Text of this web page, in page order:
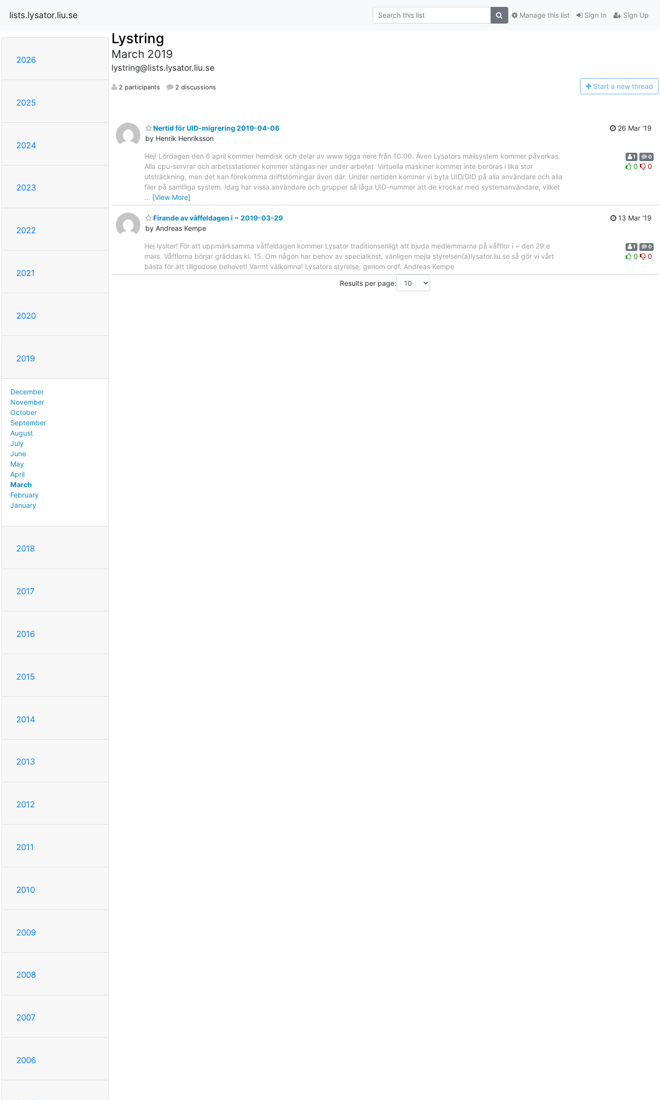
lists.lysator.liu.se Sign In Sign Up
Manage this list
2026
2025
2024
2023
2022
2021
2020
2019
December
November
October
September
August
July
June
May
April
March
February
January
2018
2017
2016
2015
2014
2013
2012
2011
2010
2009
2008
2007
2006
Lystring
March 2019
lystring@lists.lysator.liu.se
2 participants 2 discussions Start a new thread
Nertid för UID-migrering 2019-04-06
by Henrik Henriksson
26 Mar '19
Hej! Lördagen den 6 april kommer hemdisk och delar av www ligga nere från 10:00. Även Lysators mailsystem kommer påverkas.
Alla cpu-servrar och arbetsstationer kommer stängas ner under arbetet. Virtuella maskiner kommer inte beröras i lika stor
utsträckning, men det kan förekomma driftstörningar även där. Under nertiden kommer vi byta UID/GID på alla användare och alla
filer på samtliga system. Idag har vissa användare och grupper så låga UID-nummer att de krockar med systemanvändare, vilket
… [View More]
1 0
0 0
Firande av våffeldagen i ~ 2019-03-29
by Andreas Kempe
13 Mar '19
Hej lysiter! För att uppmärksamma våffeldagen kommer Lysator traditionsenligt att bjuda medlemmarna på våfflor i ~ den 29:e
mars. Våfflorna börjar gräddas kl. 15. Om någon har behov av specialkost, vänligen mejla styrelsen(a)lysator.liu.se så gör vi vårt
bästa för att tillgodose behovet! Varmt välkomna! Lysators styrelse, genom ordf. Andreas Kempe
1 0
0 0
Results per page: